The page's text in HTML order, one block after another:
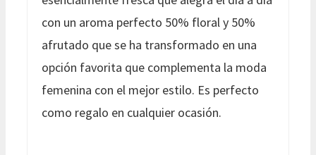
con un aroma perfecto 50% floral y 50%
afrutado que se ha transformado en una
opción favorita que complementa la moda
femenina con el mejor estilo. Es perfecto
como regalo en cualquier ocasión.